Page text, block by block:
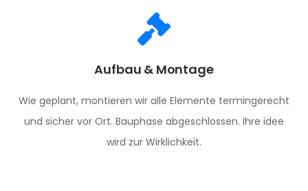
Aufbau & Montage
Wie geplant, montieren wir alle Elemente termingerecht
und sicher vor Ort. Bauphase abgeschlossen. Ihre idee
wird zur Wirklichkeit.